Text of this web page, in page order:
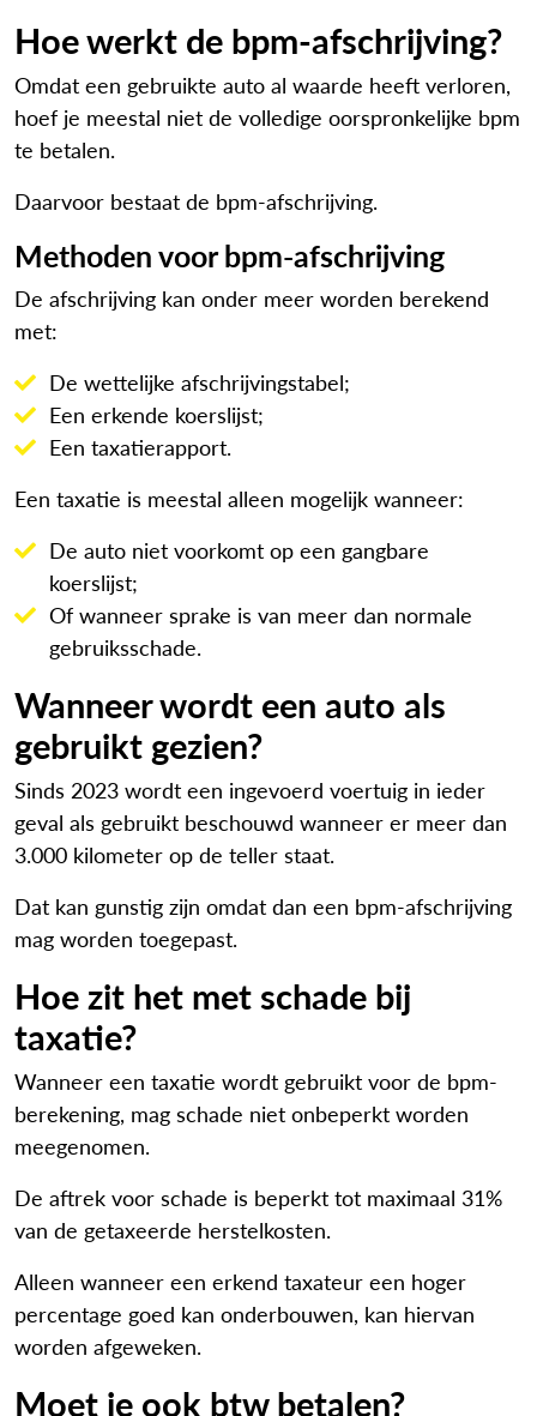
Hoe werkt de bpm-afschrijving?
Omdat een gebruikte auto al waarde heeft verloren,
hoef je meestal niet de volledige oorspronkelijke bpm
te betalen.
Daarvoor bestaat de bpm-afschrijving.
Methoden voor bpm-afschrijving
De afschrijving kan onder meer worden berekend
met:
De wettelijke afschrijvingstabel;
Een erkende koerslijst;
Een taxatierapport.
Een taxatie is meestal alleen mogelijk wanneer:
De auto niet voorkomt op een gangbare
koerslijst;
Of wanneer sprake is van meer dan normale
gebruiksschade.
Wanneer wordt een auto als
gebruikt gezien?
Sinds 2023 wordt een ingevoerd voertuig in ieder
geval als gebruikt beschouwd wanneer er meer dan
3.000 kilometer op de teller staat.
Dat kan gunstig zijn omdat dan een bpm-afschrijving
mag worden toegepast.
Hoe zit het met schade bij
taxatie?
Wanneer een taxatie wordt gebruikt voor de bpm-
berekening, mag schade niet onbeperkt worden
meegenomen.
De aftrek voor schade is beperkt tot maximaal 31%
van de getaxeerde herstelkosten.
Alleen wanneer een erkend taxateur een hoger
percentage goed kan onderbouwen, kan hiervan
worden afgeweken.
Moet je ook btw betalen?